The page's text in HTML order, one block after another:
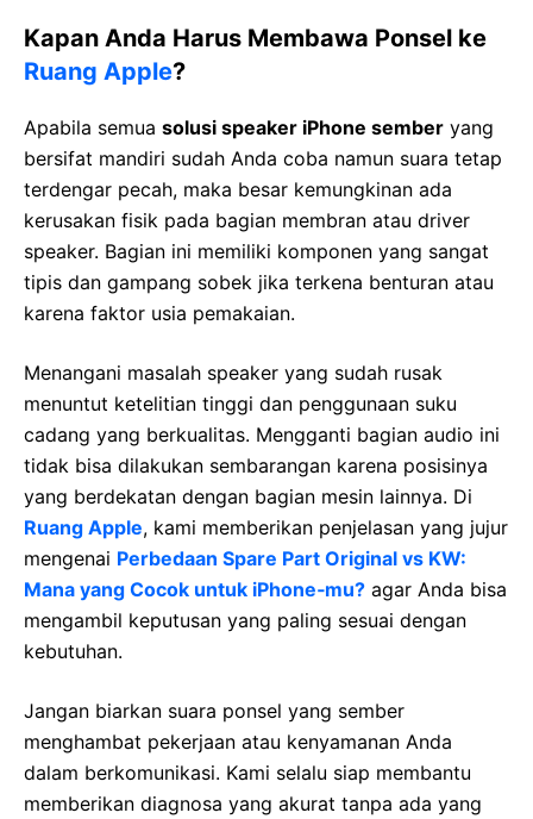
Kapan Anda Harus Membawa Ponsel ke
Ruang Apple?
Apabila semua solusi speaker iPhone sember yang
bersifat mandiri sudah Anda coba namun suara tetap
terdengar pecah, maka besar kemungkinan ada
kerusakan fisik pada bagian membran atau driver
speaker. Bagian ini memiliki komponen yang sangat
tipis dan gampang sobek jika terkena benturan atau
karena faktor usia pemakaian.
Menangani masalah speaker yang sudah rusak
menuntut ketelitian tinggi dan penggunaan suku
cadang yang berkualitas. Mengganti bagian audio ini
tidak bisa dilakukan sembarangan karena posisinya
yang berdekatan dengan bagian mesin lainnya. Di
Ruang Apple, kami memberikan penjelasan yang jujur
mengenai Perbedaan Spare Part Original vs KW:
Mana yang Cocok untuk iPhone‑mu? agar Anda bisa
mengambil keputusan yang paling sesuai dengan
kebutuhan.
Jangan biarkan suara ponsel yang sember
menghambat pekerjaan atau kenyamanan Anda
dalam berkomunikasi. Kami selalu siap membantu
memberikan diagnosa yang akurat tanpa ada yang